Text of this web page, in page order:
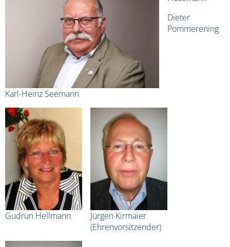
Karl-Heinz Seemann
Gudrun Hellmann
Jürgen Kirmaier
(Ehrenvorsitzender)
Dieter
Pommerening